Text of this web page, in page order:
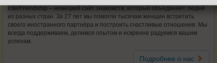
InterFriendship – немецкий сайт знакомств, который объединяет людей
из разных стран. За 27 лет мы помогли тысячам женщин встретить
своего иностранного партнёра и построить счастливые отношения. Мы
всегда поддерживаем, делимся опытом и искренне радуемся вашим
успехам.
Подробнее о нас